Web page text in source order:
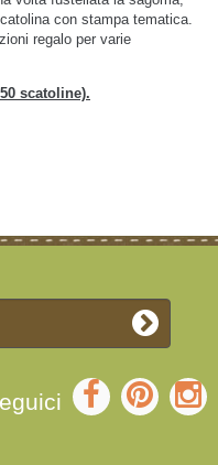
con stampa tematica.
regalo per varie
scatoline).